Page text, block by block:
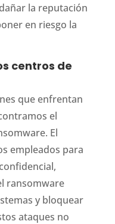
la reputación
en riesgo la
centros de
que enfrentan
el
El
empleados para
ransomware
y bloquear
ataques no